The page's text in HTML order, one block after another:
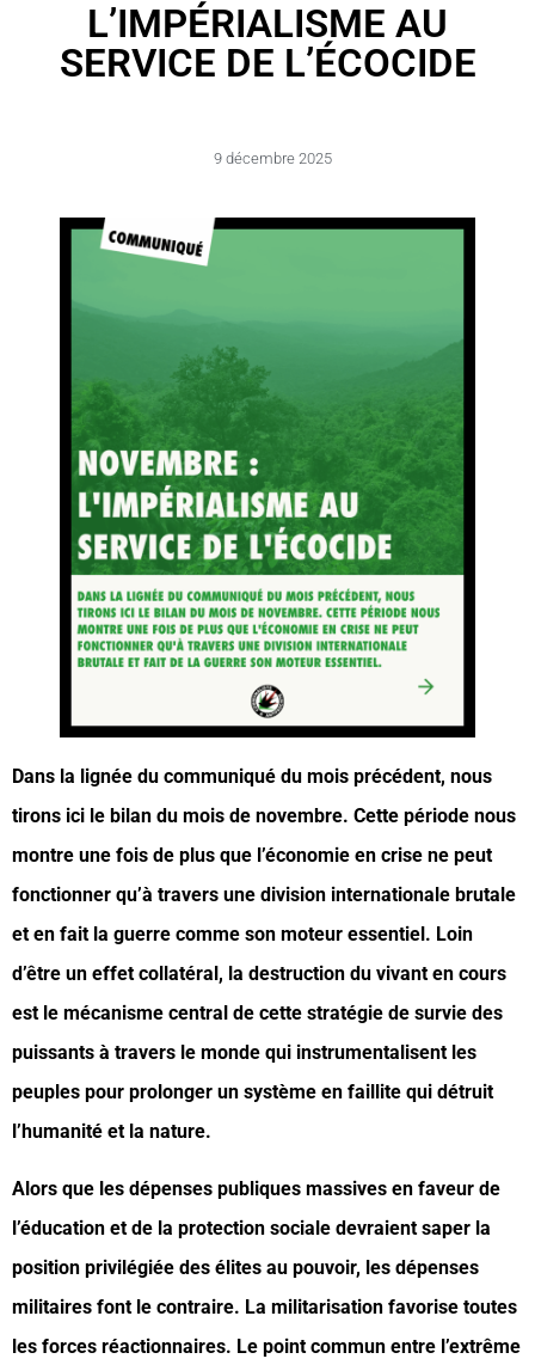
L’IMPÉRIALISME AU
SERVICE DE L’ÉCOCIDE
9 décembre 2025
Dans la lignée du communiqué du mois précédent, nous
tirons ici le bilan du mois de novembre. Cette période nous
montre une fois de plus que l’économie en crise ne peut
fonctionner qu’à travers une division internationale brutale
et en fait la guerre comme son moteur essentiel. Loin
d’être un effet collatéral, la destruction du vivant en cours
est le mécanisme central de cette stratégie de survie des
puissants à travers le monde qui instrumentalisent les
peuples pour prolonger un système en faillite qui détruit
l’humanité et la nature.
Alors que les dépenses publiques massives en faveur de
l’éducation et de la protection sociale devraient saper la
position privilégiée des élites au pouvoir, les dépenses
militaires font le contraire. La militarisation favorise toutes
les forces réactionnaires. Le point commun entre l’extrême